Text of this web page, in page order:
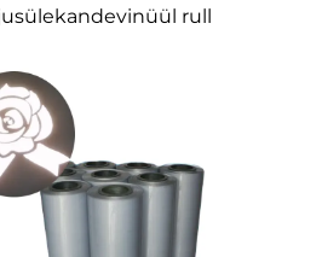
rull
logodele